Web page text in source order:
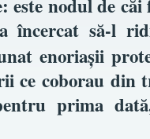
este nodul de
încercat să-l
enoriaşii
ce coborau din
prima